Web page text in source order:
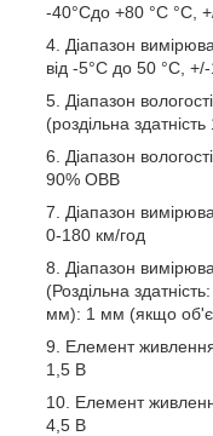
-40°Cдо +80 °C °C,
Діапазон
від -5°C до 50 °C,
Діапазон
(роздільна здатність
Діапазон
90% ОВВ
Діапазон
0-180 км/год
Діапазон
(Роздільна
мм): 1 мм (якщо
Елемент
1,5 В
Елемент
4,5 В